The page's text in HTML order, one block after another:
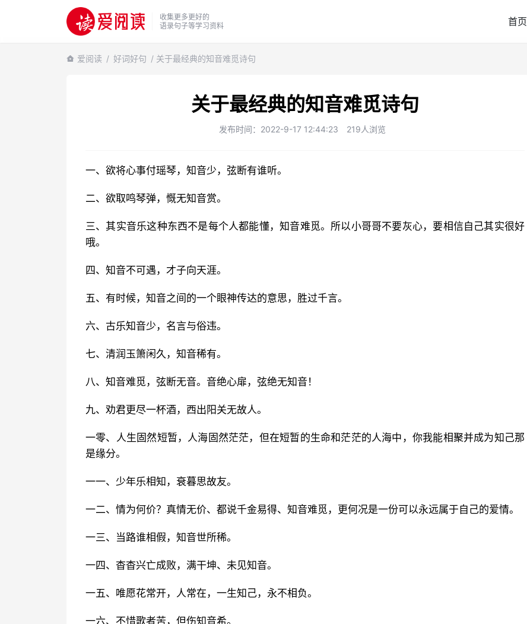
收集更多更好的
语录句子等学习资料
首页
爱阅读 / 好词好句 / 关于最经典的知音难觅诗句
关于最经典的知音难觅诗句
发布时间：2022-9-17 12:44:23 219人浏览
一、欲将心事付瑶琴，知音少，弦断有谁听。
二、欲取鸣琴弹，慨无知音赏。
三、其实音乐这种东西不是每个人都能懂，知音难觅。所以小哥哥不要灰心，要相信自己其实很好
哦。
四、知音不可遇，才子向天涯。
五、有时候，知音之间的一个眼神传达的意思，胜过千言。
六、古乐知音少，名言与俗违。
七、清润玉箫闲久，知音稀有。
八、知音难觅，弦断无音。音绝心扉，弦绝无知音！
九、劝君更尽一杯酒，西出阳关无故人。
一零、人生固然短暂，人海固然茫茫，但在短暂的生命和茫茫的人海中，你我能相聚并成为知己那
是缘分。
一一、少年乐相知，衰暮思故友。
一二、情为何价？真情无价、都说千金易得、知音难觅，更何况是一份可以永远属于自己的爱情。
一三、当路谁相假，知音世所稀。
一四、杳杳兴亡成败，满干坤、未见知音。
一五、唯愿花常开，人常在，一生知己，永不相负。
一六、不惜歌者苦，但伤知音希。